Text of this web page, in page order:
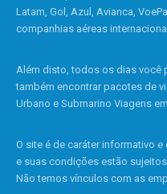
Latam, Gol, Azul, Avianca,
companhias aéreas
Além disto, todos os dias você
também encontrar pacotes de
Urbano e Submarino Viagens
O site é de caráter informativo
e suas condições estão
Não temos vínculos com as